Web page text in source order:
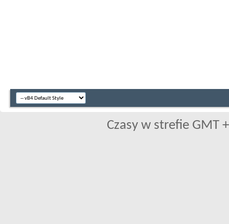
Czasy w strefie GMT